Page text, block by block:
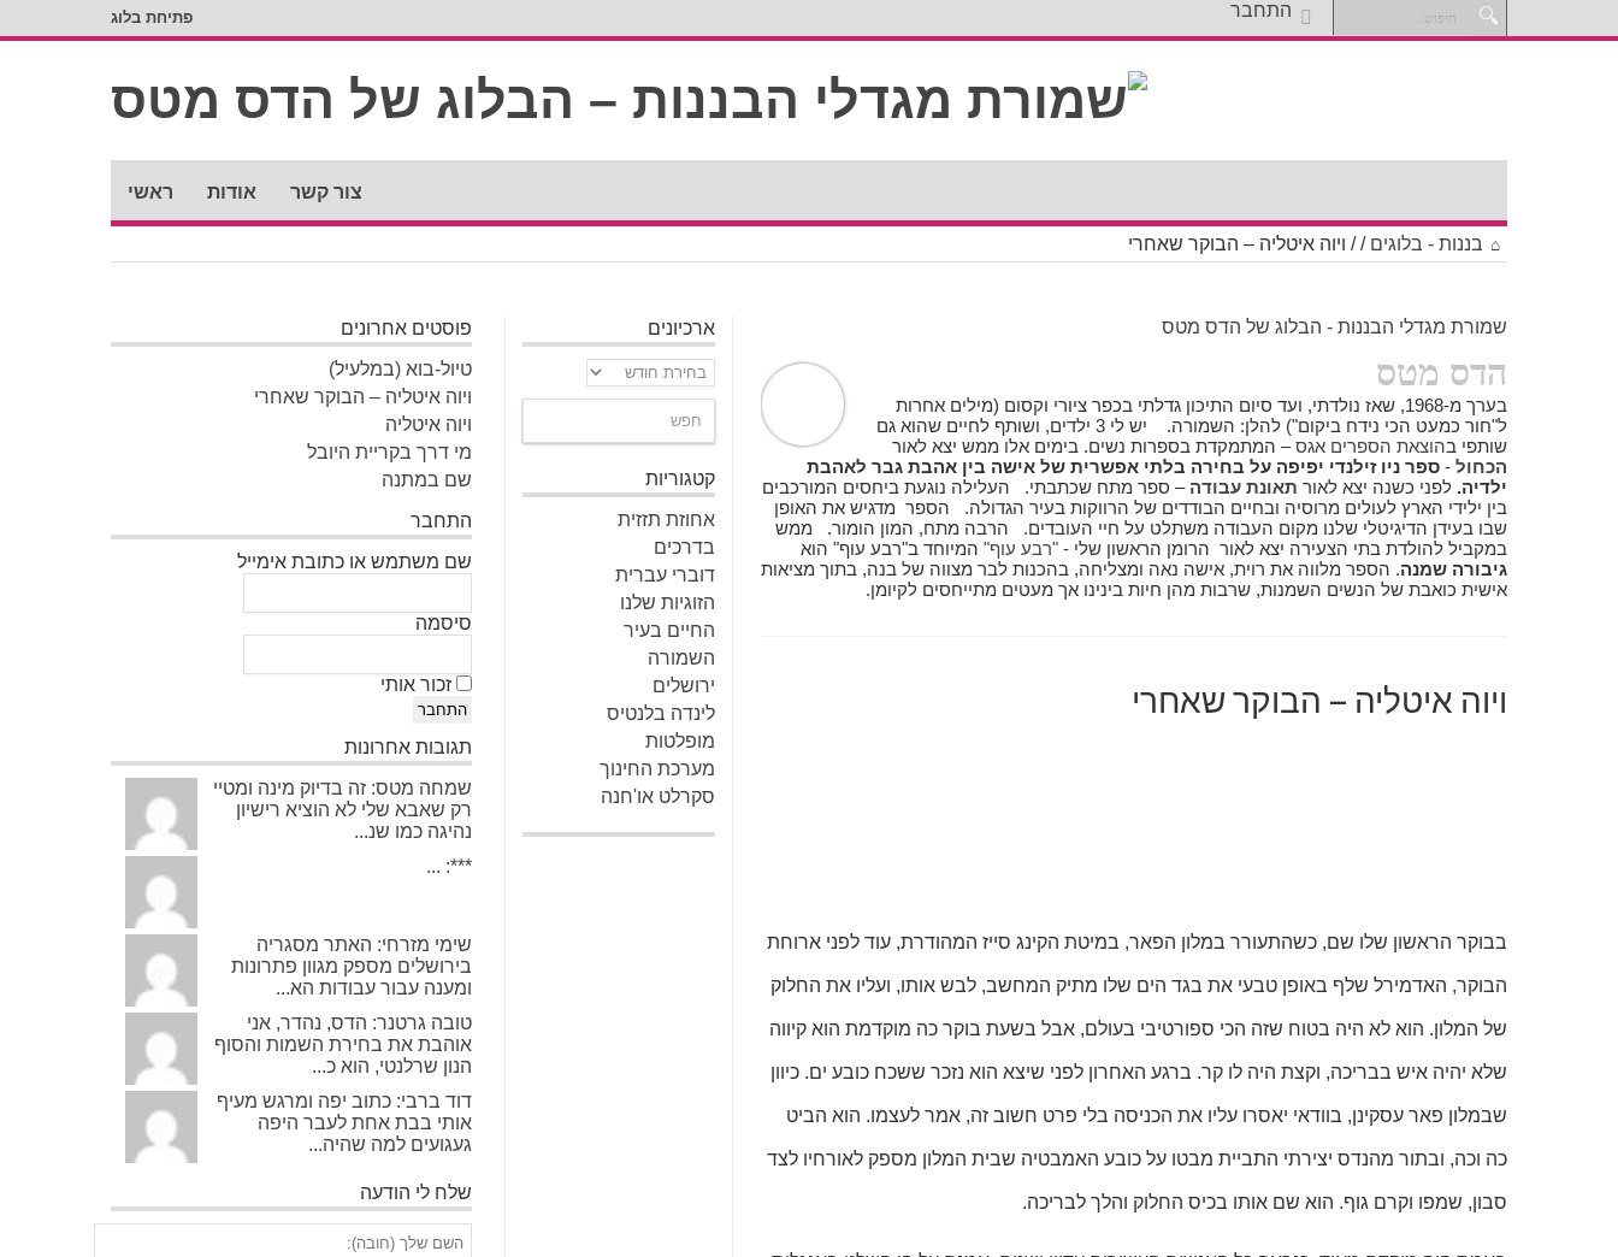
פתיחת בלוג התחבר
ראשי אודות צור קשר
בננות - בלוגים /
/ ויוה איטליה – הבוקר שאחרי
שמורת מגדלי הבננות - הבלוג של הדס מטס
הדס מטס
בערך מ-1968, שאז נולדתי, ועד סיום התיכון גדלתי בכפר ציורי וקסום (מילים אחרות
ל"חור כמעט הכי נידח ביקום") להלן: השמורה. יש לי 3 ילדים, ושותף לחיים שהוא גם
שותפי בהוצאת הספרים אגס– המתמקדת בספרות נשים. בימים אלו ממש יצא לאור
הכחול - ספר ניו זילנדי יפיפה על בחירה בלתי אפשרית של אישה בין אהבת גבר לאהבת
ילדיה. לפני כשנה יצא לאור תאונת עבודה – ספר מתח שכתבתי. העלילה נוגעת ביחסים המורכבים
בין ילידי הארץ לעולים מרוסיה ובחיים הבודדים של הרווקות בעיר הגדולה. הספר מדגיש את האופן
שבו בעידן הדיגיטלי שלנו מקום העבודה משתלט על חיי העובדים. הרבה מתח, המון הומור. ממש
במקביל להולדת בתי הצעירה יצא לאור הרומן הראשון שלי - "רבע עוף" המיוחד ב"רבע עוף" הוא
גיבורה שמנה. הספר מלווה את רוית, אישה נאה ומצליחה, בהכנות לבר מצווה של בנה, בתוך מציאות
אישית כואבת של הנשים השמנות, שרבות מהן חיות בינינו אך מעטים מתייחסים לקיומן.
ויוה איטליה – הבוקר שאחרי
בבוקר הראשון שלו שם, כשהתעורר במלון הפאר, במיטת הקינג סייז המהודרת, עוד לפני ארוחת
הבוקר, האדמירל שלף באופן טבעי את בגד הים שלו מתיק המחשב, לבש אותו, ועליו את החלוק
של המלון. הוא לא היה בטוח שזה הכי ספורטיבי בעולם, אבל בשעת בוקר כה מוקדמת הוא קיווה
שלא יהיה איש בבריכה, וקצת היה לו קר. ברגע האחרון לפני שיצא הוא נזכר ששכח כובע ים. כיוון
שבמלון פאר עסקינן, בוודאי יאסרו עליו את הכניסה בלי פרט חשוב זה, אמר לעצמו. הוא הביט
כה וכה, ובתור מהנדס יצירתי התביית מבטו על כובע האמבטיה שבית המלון מספק לאורחיו לצד
סבון, שמפו וקרם גוף. הוא שם אותו בכיס החלוק והלך לבריכה.
ארכיונים
ארכיונים
קטגוריות
אחוזת תזזית
בדרכים
דוברי עברית
הזוגיות שלנו
החיים בעיר
השמורה
ירושלים
לינדה בלנטיס
מופלטות
מערכת החינוך
סקרלט או'חנה
פוסטים אחרונים
טיול-בוא (במלעיל)
ויוה איטליה – הבוקר שאחרי
ויוה איטליה
מי דרך בקריית היובל
שם במתנה
התחבר
שם משתמש או כתובת אימייל
סיסמה
זכור אותי
התחבר
תגובות אחרונות
שמחה מטס: זה בדיוק מינה ומטיי
רק שאבא שלי לא הוציא רישיון
נהיגה כמו שנ...
***: ...
שימי מזרחי: האתר מסגריה
בירושלים מספק מגוון פתרונות
ומענה עבור עבודות הא...
טובה גרטנר: הדס, נהדר, אני
אוהבת את בחירת השמות והסוף
הנון שרלנטי, הוא כ...
דוד ברבי: כתוב יפה ומרגש מעיף
אותי בבת אחת לעבר היפה
געגועים למה שהיה...
שלח לי הודעה